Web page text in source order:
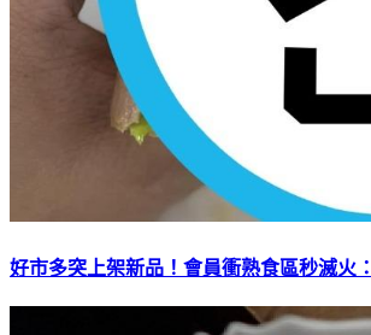
好市多突上架新品！會員衝熟食區秒滅火